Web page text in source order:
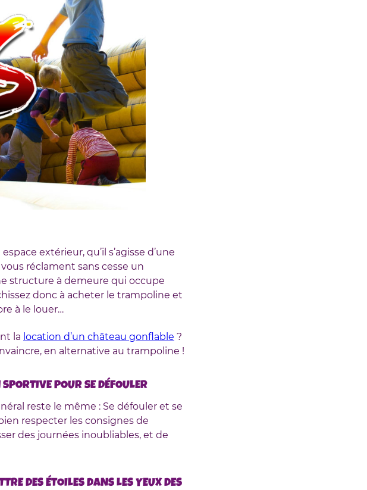
extérieur, qu’il s’agisse d’une
réclament sans cesse un
structure à demeure qui occupe
donc à acheter le trampoline et
à le louer…
la location d’un château gonflable ?
en alternative au trampoline !
POUR SE DÉFOULER
reste le même : Se défouler et se
respecter les consignes de
des journées inoubliables, et de
DES ÉTOILES DANS LES YEUX DES